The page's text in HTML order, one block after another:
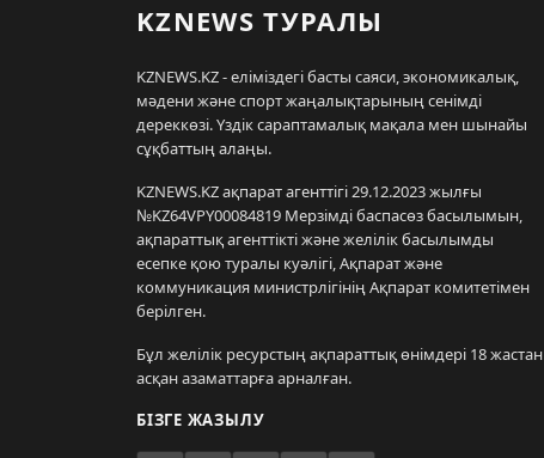
KZNEWS ТУРАЛЫ
KZNEWS.KZ - еліміздегі басты саяси, экономикалық,
мәдени және спорт жаңалықтарының сенімді
дереккөзі. Үздік сараптамалық мақала мен шынайы
сұқбаттың алаңы.
KZNEWS.KZ ақпарат агенттігі 29.12.2023 жылғы
№KZ64VPY00084819 Мерзімді баспасөз басылымын,
ақпараттық агенттікті және желілік басылымды
есепке қою туралы куәлігі, Ақпарат және
коммуникация министрлігінің Ақпарат комитетімен
берілген.
Бұл желілік ресурстың ақпараттық өнімдері 18 жастан
асқан азаматтарға арналған.
БІЗГЕ ЖАЗЫЛУ